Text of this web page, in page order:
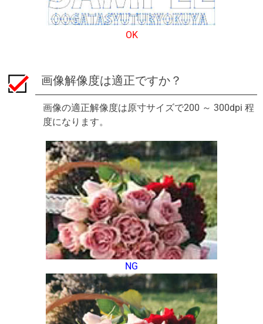
OK
画像解像度は適正ですか？
画像の適正解像度は原寸サイズで200 ～ 300dpi 程
度になります。
NG